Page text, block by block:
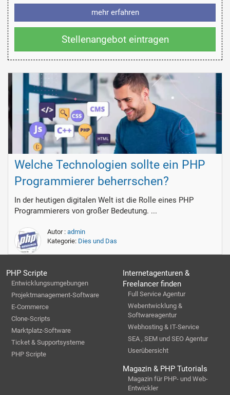
mehr erfahren
Stellenangebot eintragen
Welche Technologien sollte ein PHP
Programmierer beherrschen?
In der heutigen digitalen Welt ist die Rolle eines PHP
Programmierers von großer Bedeutung. ...
Autor : admin
Kategorie: Dies und Das
PHP Scripte
Entwicklungsumgebungen
Projektmanagement-Software
E-Commerce
Clone-Scripts
Marktplatz-Software
Ticket & Supportsysteme
PHP Scripte
Internetagenturen &
Freelancer finden
Full Service Agentur
Webentwicklung &
Softwareagentur
Webhosting & IT-Service
SEA , SEM und SEO Agentur
Userübersicht
Magazin & PHP Tutorials
Magazin für PHP- und Web-
Entwickler